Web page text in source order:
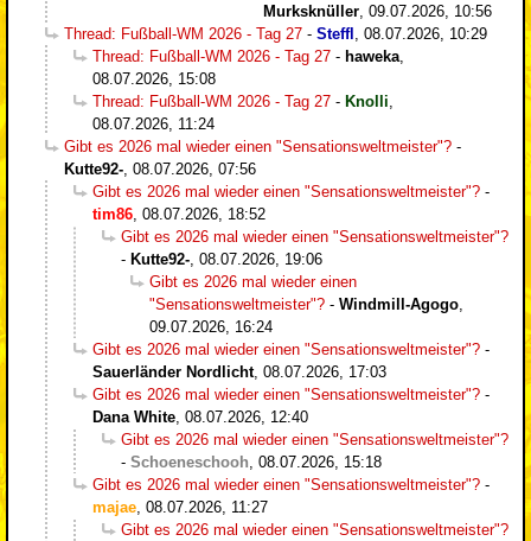
Murksknüller 09.07.2026, 10:56
Thread: Fußball-WM 2026 - Tag 27 - Steffl
08.07.2026, 10:29
Thread: Fußball-WM 2026 - Tag 27 - haweka
08.07.2026, 15:08
Thread: Fußball-WM 2026 - Tag 27 - Knolli
08.07.2026, 11:24
Gibt es 2026 mal wieder einen "Sensationsweltmeister"? -
Kutte92- 08.07.2026, 07:56
Gibt es 2026 mal wieder einen "Sensationsweltmeister"? -
tim86 08.07.2026, 18:52
Gibt es 2026 mal wieder einen "Sensationsweltmeister"?
- Kutte92- 08.07.2026, 19:06
Gibt es 2026 mal wieder einen
"Sensationsweltmeister"? - Windmill-Agogo
09.07.2026, 16:24
Gibt es 2026 mal wieder einen "Sensationsweltmeister"? -
Sauerländer Nordlicht, 08.07.2026, 17:03
Gibt es 2026 mal wieder einen "Sensationsweltmeister"? -
Dana White 08.07.2026, 12:40
Gibt es 2026 mal wieder einen "Sensationsweltmeister"?
- Schoeneschooh 08.07.2026, 15:18
Gibt es 2026 mal wieder einen "Sensationsweltmeister"? -
majae 08.07.2026, 11:27
Gibt es 2026 mal wieder einen "Sensationsweltmeister"?